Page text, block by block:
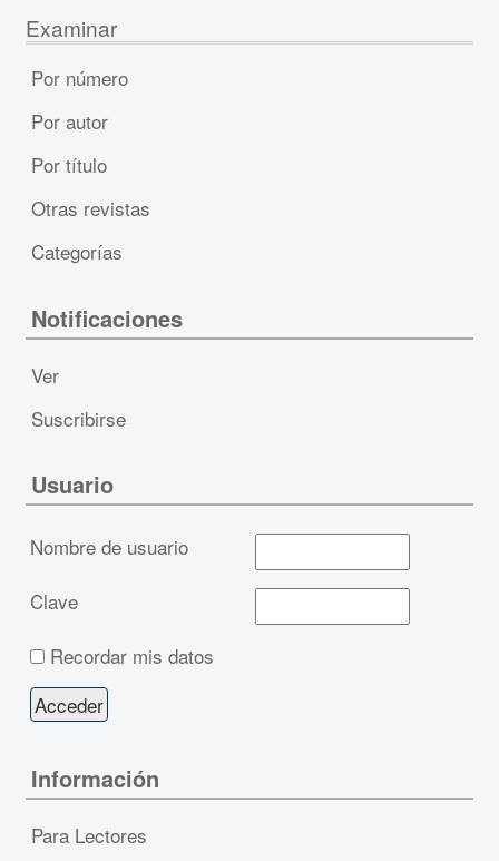
Examinar
Por número
Por autor
Por título
Otras revistas
Categorías
Notificaciones
Ver
Suscribirse
Usuario
Nombre de usuario
Clave
Recordar mis datos
Información
Para Lectores